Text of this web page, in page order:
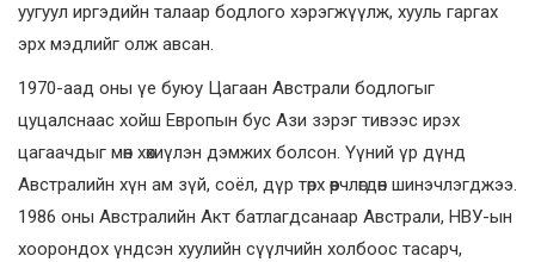
уугуул иргэдийн талаар бодлого хэрэгжүүлж, хууль гаргах
эрх мэдлийг олж авсан.
1970-аад оны үе буюу Цагаан Австрали бодлогыг
цуцалснаас хойш Европын бус Ази зэрэг тивээс ирэх
цагаачдыг мөн хөхиүлэн дэмжих болсон. Үүний үр дүнд
Австралийн хүн ам зүй, соёл, дүр төрх өөрчлөгдөн шинэчлэгджээ.
1986 оны Австралийн Акт батлагдсанаар Австрали, НВУ-ын
хоорондох үндсэн хуулийн сүүлчийн холбоос тасарч,